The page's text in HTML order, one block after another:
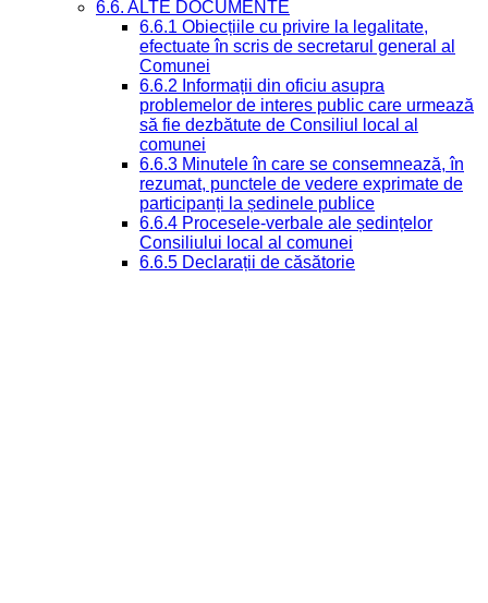
6.6. ALTE DOCUMENTE
6.6.1 Obiecțiile cu privire la legalitate,
efectuate în scris de secretarul general al
Comunei
6.6.2 Informații din oficiu asupra
problemelor de interes public care urmează
să fie dezbătute de Consiliul local al
comunei
6.6.3 Minutele în care se consemnează, în
rezumat, punctele de vedere exprimate de
participanți la ședinele publice
6.6.4 Procesele-verbale ale ședințelor
Consiliului local al comunei
6.6.5 Declarații de căsătorie